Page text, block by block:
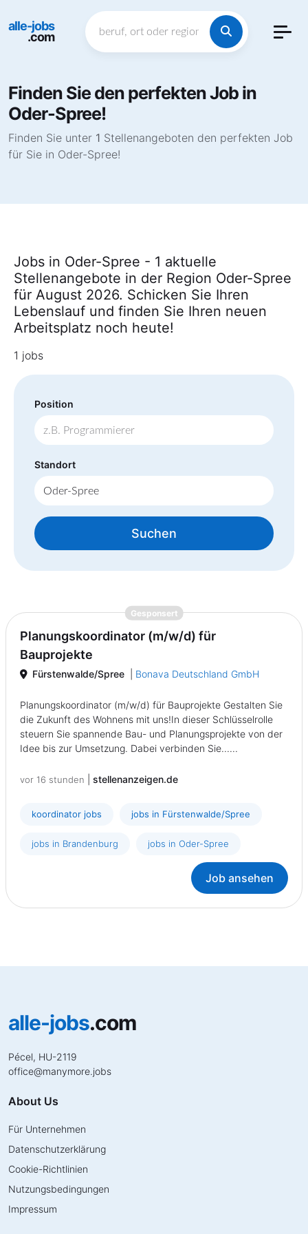
alle-jobs
.com
Finden Sie den perfekten Job in
Oder-Spree!
Finden Sie unter 1 Stellenangeboten den perfekten Job
für Sie in Oder-Spree!
Jobs in Oder-Spree - 1 aktuelle
Stellenangebote in der Region Oder-Spree
für August 2026. Schicken Sie Ihren
Lebenslauf und finden Sie Ihren neuen
Arbeitsplatz noch heute!
1 jobs
Position
Standort
Suchen
Gesponsert{prompt.job}
Planungskoordinator (m/w/d) für
Bauprojekte
Fürstenwalde/Spree Bonava Deutschland GmbH
Planungskoordinator (m/w/d) für Bauprojekte Gestalten Sie
die Zukunft des Wohnens mit uns!In dieser Schlüsselrolle
steuern Sie spannende Bau- und Planungsprojekte von der
Idee bis zur Umsetzung. Dabei verbinden Sie......
vor 16 stunden stellenanzeigen.de
koordinator jobs jobs in Fürstenwalde/Spree
jobs in Brandenburg jobs in Oder-Spree
Job ansehen
alle-jobs.com
Pécel, HU-2119
office@manymore.jobs
About Us
Für Unternehmen
Datenschutzerklärung
Cookie-Richtlinien
Nutzungsbedingungen
Impressum